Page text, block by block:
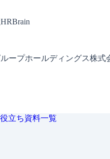
ープホールディングス株式